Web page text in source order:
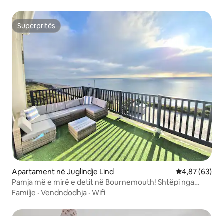
Superpritës
Superpritës
Apartament në Juglindje Lind Vlerësimi
4,87 (63)
Pamja më e mirë e detit në Bournemouth! Shtëpi nga
shtëpia
Familje · Vendndodhja · Wifi